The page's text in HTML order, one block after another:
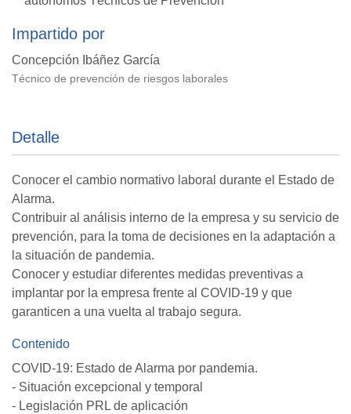
Impartido por
Concepción Ibáñez García
Técnico de prevención de riesgos laborales
Detalle
Conocer el cambio normativo laboral durante el Estado de
Alarma.
Contribuir al análisis interno de la empresa y su servicio de
prevención, para la toma de decisiones en la adaptación a
la situación de pandemia.
Conocer y estudiar diferentes medidas preventivas a
implantar por la empresa frente al COVID-19 y que
garanticen a una vuelta al trabajo segura.
Contenido
COVID-19: Estado de Alarma por pandemia.
- Situación excepcional y temporal
- Legislación PRL de aplicación